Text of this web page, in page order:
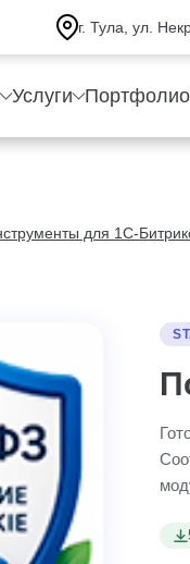
г. Тула, ул.
Услуги Портфолио
для 1С-